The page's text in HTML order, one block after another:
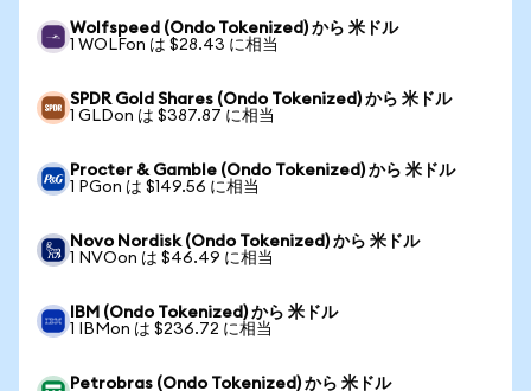
Wolfspeed (Ondo Tokenized) から 米ドル
1 WOLFon は $28.43 に相当
SPDR Gold Shares (Ondo Tokenized) から 米ドル
1 GLDon は $387.87 に相当
Procter & Gamble (Ondo Tokenized) から 米ドル
1 PGon は $149.56 に相当
Novo Nordisk (Ondo Tokenized) から 米ドル
1 NVOon は $46.49 に相当
IBM (Ondo Tokenized) から 米ドル
1 IBMon は $236.72 に相当
Petrobras (Ondo Tokenized) から 米ドル